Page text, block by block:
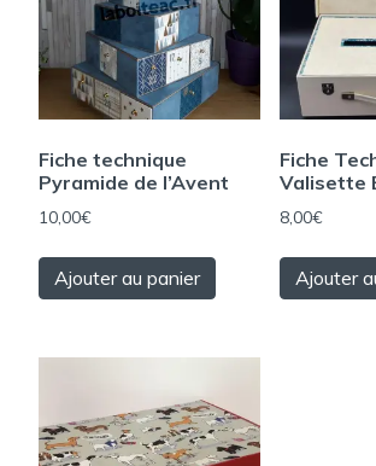
Fiche technique
Pyramide de l’Avent
10,00€
Ajouter au panier
Fiche
Valisette
8,00€
Ajouter